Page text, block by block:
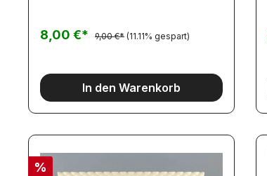
8,00 €* 9,00 €* (11.11% gespart)
In den Warenkorb
%